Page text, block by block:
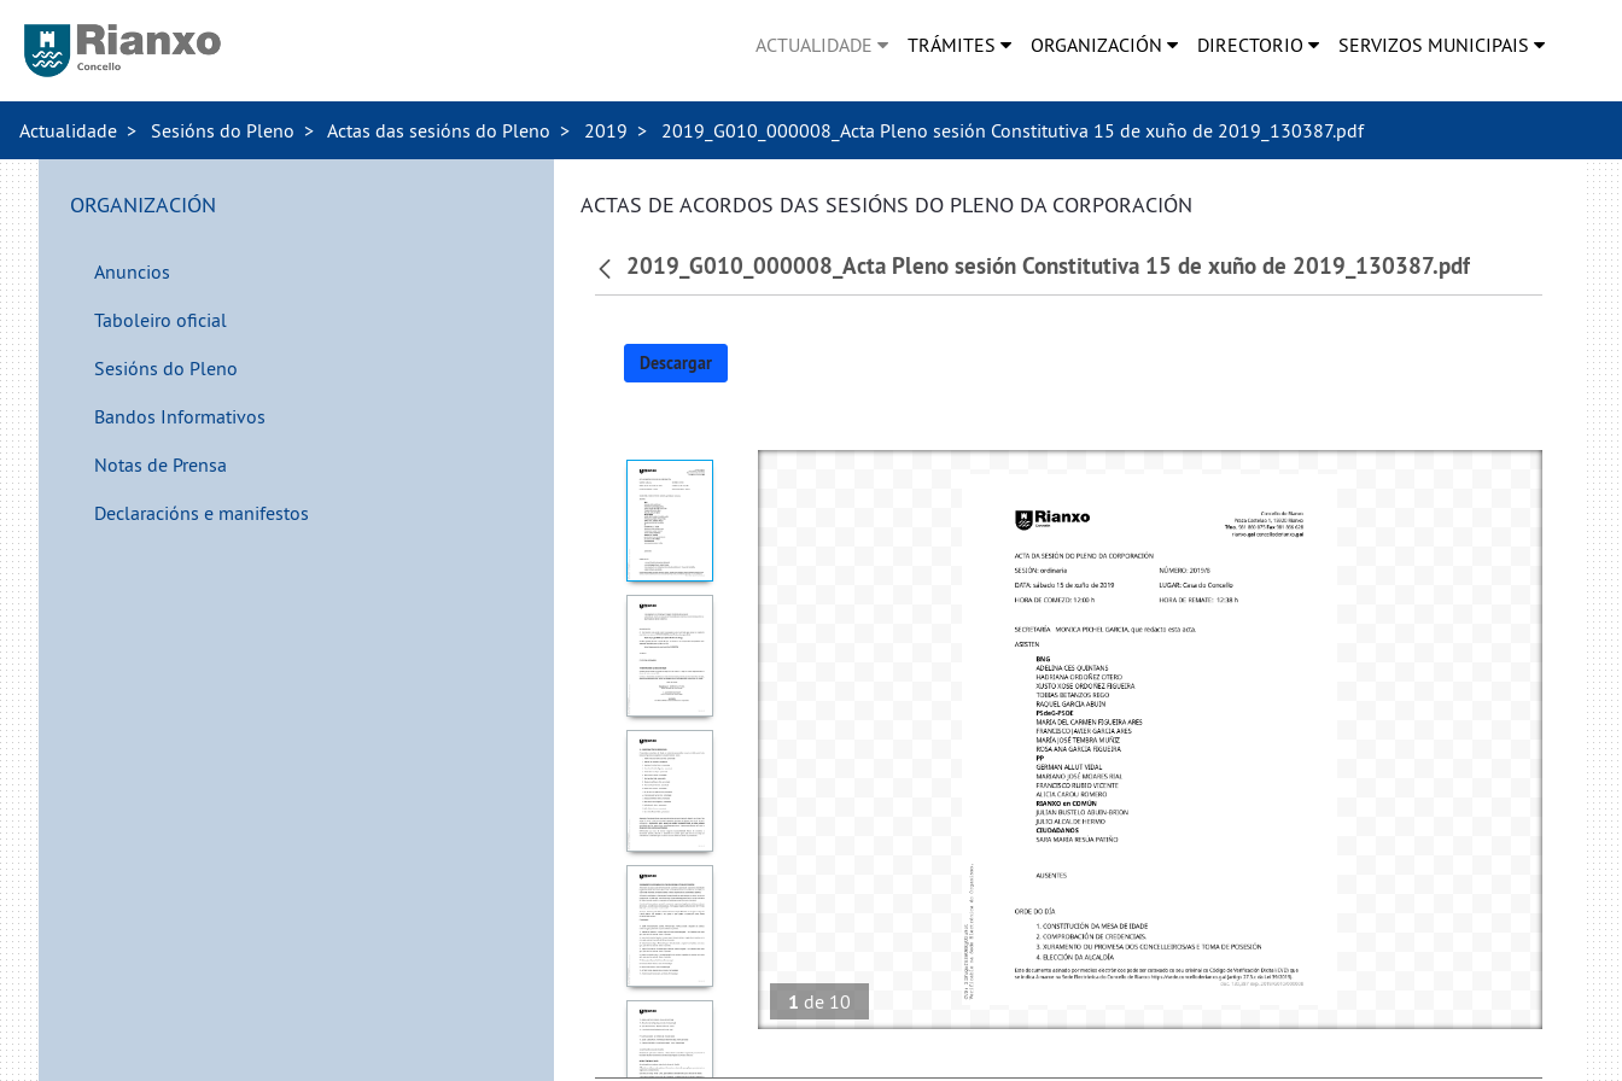
ACTUALIDADE TRÁMITES ORGANIZACIÓN DIRECTORIO SERVIZOS MUNICIPAIS
Actualidade Sesións do Pleno Actas das sesións do Pleno 2019 2019_G010_000008_Acta Pleno sesión Constitutiva 15 de xuño de 2019_130387.pdf
ORGANIZACIÓN
Anuncios
Taboleiro oficial
Sesións do Pleno
Bandos Informativos
Notas de Prensa
Declaracións e manifestos
ACTAS DE ACORDOS DAS SESIÓNS DO PLENO DA CORPORACIÓN
2019_G010_000008_Acta Pleno sesión Constitutiva 15 de xuño de 2019_130387.pdf
Descargar
1 de 10